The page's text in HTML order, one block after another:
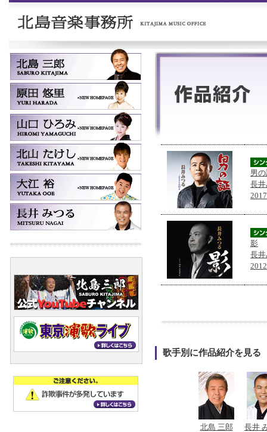
男
長
影
長
歌手別に作品紹介を見る
北島 三郎 長井